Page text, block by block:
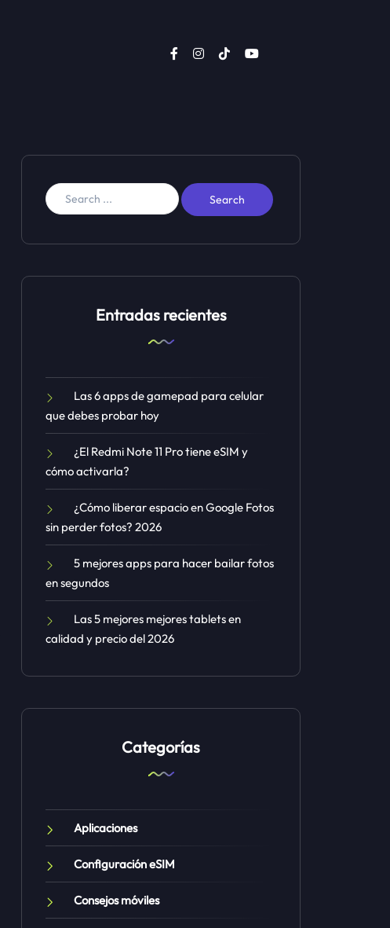
Entradas recientes
Las 6 apps de gamepad para celular
que debes probar hoy
¿El Redmi Note 11 Pro tiene eSIM y
cómo activarla?
¿Cómo liberar espacio en Google Fotos
sin perder fotos? 2026
5 mejores apps para hacer bailar fotos
en segundos
Las 5 mejores mejores tablets en
calidad y precio del 2026
Categorías
Aplicaciones
Configuración eSIM
Consejos móviles